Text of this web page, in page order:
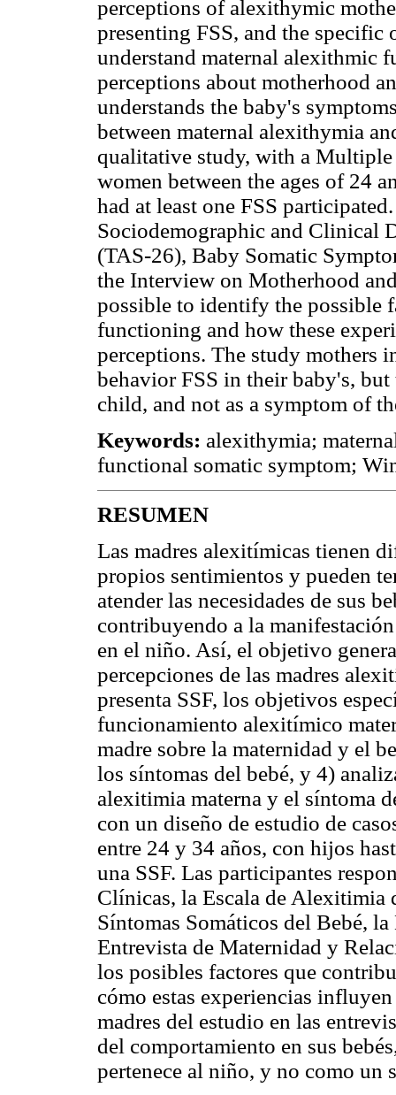
perceptions of alexithymic
presenting FSS, and the specific
understand maternal alexithmic
perceptions about motherhood
understands the baby's
between maternal alexithymia
qualitative study, with a
women between the ages of 24
had at least one FSS
Sociodemographic and Clinical
(TAS-26), Baby Somatic
the Interview on Motherhood
possible to identify the possible
functioning and how these
perceptions. The study mothers
behavior FSS in their baby's,
child, and not as a symptom of
Keywords: alexithymia;
functional somatic symptom;
RESUMEN
Las madres alexitímicas tienen
propios sentimientos y pueden
atender las necesidades de sus
contribuyendo a la
en el niño. Así, el objetivo
percepciones de las madres
presenta SSF, los objetivos
funcionamiento alexitímico
madre sobre la maternidad y el
los síntomas del bebé, y 4)
alexitimia materna y el síntoma
con un diseño de estudio de
entre 24 y 34 años, con hijos
una SSF. Las participantes
Clínicas, la Escala de Alexitimia
Síntomas Somáticos del Bebé,
Entrevista de Maternidad y
los posibles factores que
cómo estas experiencias
madres del estudio en las
del comportamiento en sus
pertenece al niño, y no como un